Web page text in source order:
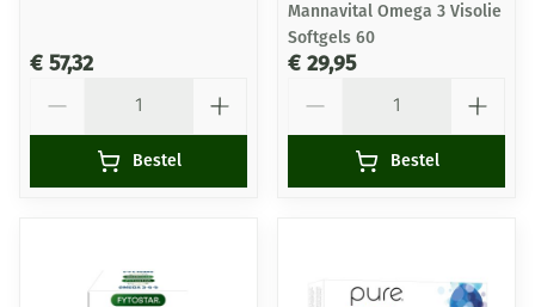
€ 57,32
Bestel
Mannavital Omega 3 Visolie
Softgels 60
€ 29,95
Bestel